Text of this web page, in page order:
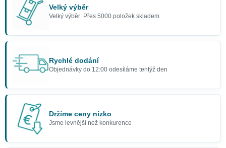
Velký výběr
Velký výběr: Přes 5000 položek skladem
Rychlé dodání
Objednávky do 12:00 odesíláme tentýž den
Držíme ceny nízko
Jsme levnější než konkurence